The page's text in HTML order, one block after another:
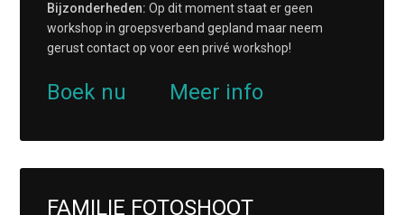
Bijzonderheden: Op dit moment staat er geen
workshop in groepsverband gepland maar neem
gerust contact op voor een privé workshop!
Boek nu Meer info
FAMILIE FOTOSHOOT